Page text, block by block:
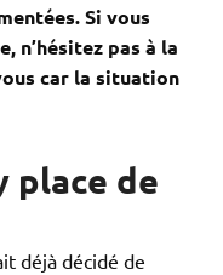
Si vous
n’hésitez pas à la
car la situation
place de
déjà décidé de